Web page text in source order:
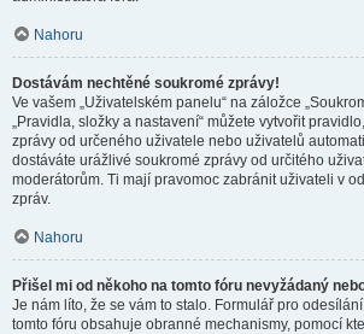
Nahoru
Dostávám nechtěné soukromé zprávy!
Ve vašem „Uživatelském panelu“ na záložce
„Pravidla, složky a nastavení“ můžete vytvořit
zprávy od určeného uživatele nebo uživatelů
dostáváte urážlivé soukromé zprávy od určitého
moderátorům. Ti mají pravomoc zabránit uživateli v
zpráv.
Nahoru
Přišel mi od někoho na tomto fóru nevyžádaný
Je nám líto, že se vám to stalo. Formulář pro
tomto fóru obsahuje obranné mechanismy, pomocí